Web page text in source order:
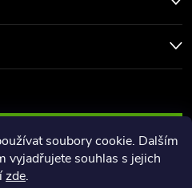
soubory cookie. Dalším
vyjadřujete souhlas s jejich
zde.